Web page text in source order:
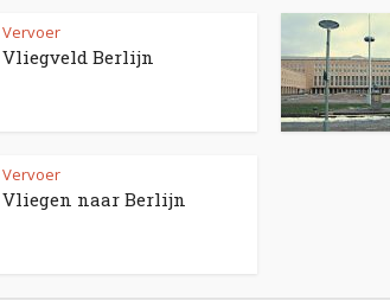
Vervoer
Vliegveld Berlijn
Vervoer
Vliegen naar Berlijn